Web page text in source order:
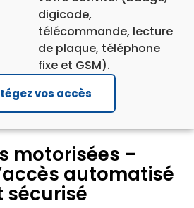
digicode,
télécommande, lecture
de plaque, téléphone
fixe et GSM).
vos accès
motorisées –
automatisé
sécurisé